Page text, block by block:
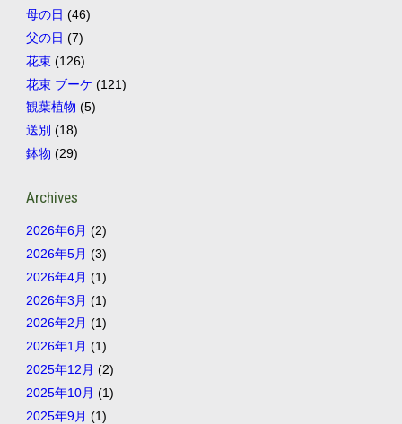
母の日 (46)
父の日 (7)
花束(126)
花束 ブーケ (121)
観葉植物 (5)
送別 (18)
鉢物 (29)
Archives
2026年6月 (2)
2026年5月 (3)
2026年4月 (1)
2026年3月 (1)
2026年2月 (1)
2026年1月 (1)
2025年12月 (2)
2025年10月 (1)
2025年9月 (1)